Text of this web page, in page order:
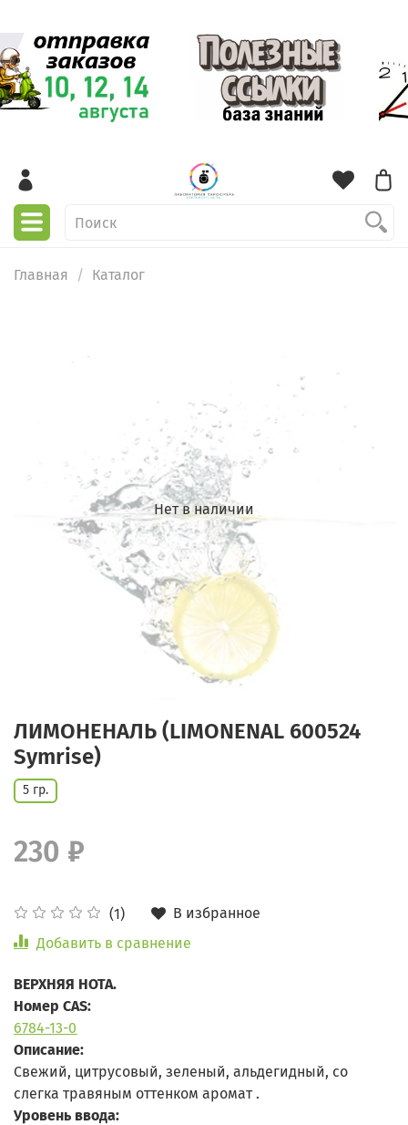
Главная Каталог
Нет в наличии
ЛИМОНЕНАЛЬ (LIMONENAL 600524
Symrise)
(1)
В избранное
Добавить в сравнение
5 гр.
230 ₽
ВЕРХНЯЯ НОТА.
Номер CAS:
6784-13-0
Описание:
Свежий, цитрусовый, зеленый, альдегидный, со
слегка травяным оттенком аромат .
Уровень ввода: